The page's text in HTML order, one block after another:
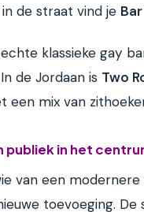
de straat vind je
klassieke gay
de Jordaan is Two
een mix van
publiek in het
van een modernere
toevoeging.